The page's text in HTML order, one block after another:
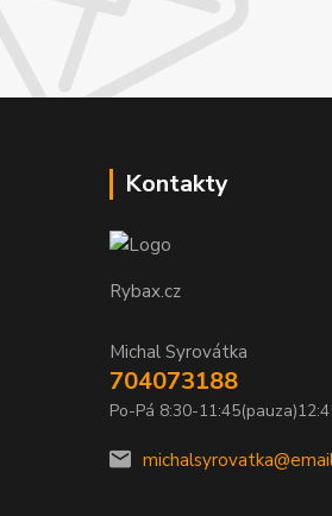
Kontakty
Rybax.cz
Michal Syrovátka
704073188
Po-Pá 8:30-